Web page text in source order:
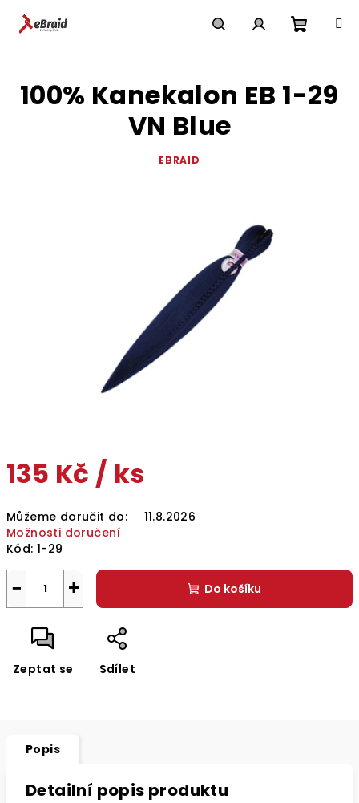
košík
135 Kč / ks
cena:
Můžeme doručit do:
11.8.2026
Možnosti doručení
Kód: 1-29
+
− Do košíku
Zeptat se Sdílet
100% Kanekalon EB 1-29
VN Blue
EBRAID
Popis
Detailní popis produktu